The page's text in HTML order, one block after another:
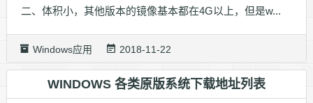
二、体积小，其他版本的镜像基本都在4G以上，但是w...
Windows应用 2018-11-22
WINDOWS 各类原版系统下载地址列表